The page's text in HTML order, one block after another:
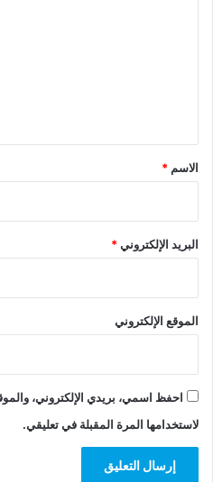
*
الاسم *
البريد الإلكتروني*
الموقع الإلكتروني
احفظ اسمي، بريدي الإلكتروني،
لاستخدامها المرة المقبلة في تعليقي.